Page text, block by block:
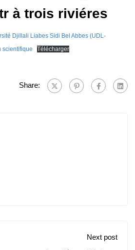
à trois riviéres
Djillali Liabes Sidi Bel Abbes (UDL-
scientifique
Télécharger
Share:
Next post